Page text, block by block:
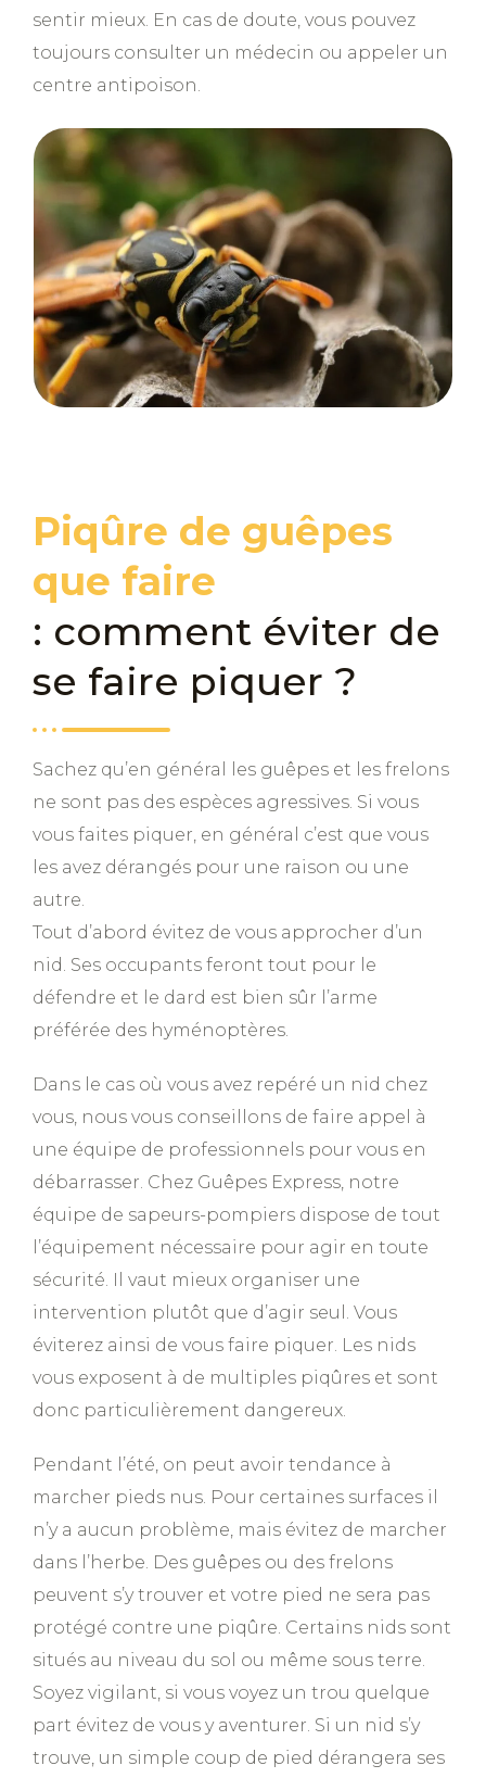
sentir mieux. En cas de doute, vous pouvez
toujours consulter un médecin ou appeler un
centre antipoison.
Piqûre de guêpes
que faire
: comment éviter de
se faire piquer ?
Sachez qu’en général les guêpes et les frelons
ne sont pas des espèces agressives. Si vous
vous faites piquer, en général c’est que vous
les avez dérangés pour une raison ou une
autre.
Tout d’abord évitez de vous approcher d’un
nid. Ses occupants feront tout pour le
défendre et le dard est bien sûr l’arme
préférée des hyménoptères.
Dans le cas où vous avez repéré un nid chez
vous, nous vous conseillons de faire appel à
une équipe de professionnels pour vous en
débarrasser. Chez Guêpes Express, notre
équipe de sapeurs-pompiers dispose de tout
l’équipement nécessaire pour agir en toute
sécurité. Il vaut mieux organiser une
intervention plutôt que d’agir seul. Vous
éviterez ainsi de vous faire piquer. Les nids
vous exposent à de multiples piqûres et sont
donc particulièrement dangereux.
Pendant l’été, on peut avoir tendance à
marcher pieds nus. Pour certaines surfaces il
n’y a aucun problème, mais évitez de marcher
dans l’herbe. Des guêpes ou des frelons
peuvent s’y trouver et votre pied ne sera pas
protégé contre une piqûre. Certains nids sont
situés au niveau du sol ou même sous terre.
Soyez vigilant, si vous voyez un trou quelque
part évitez de vous y aventurer. Si un nid s’y
trouve, un simple coup de pied dérangera ses